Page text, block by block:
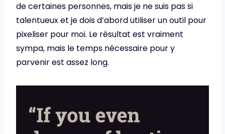
de certaines personnes, mais je ne suis pas si
talentueux et je dois d’abord utiliser un outil pour
pixeliser pour moi. Le résultat est vraiment
sympa, mais le temps nécessaire pour y
parvenir est assez long.